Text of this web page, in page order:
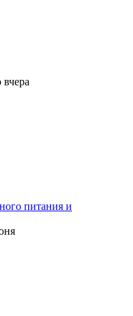
вчера
питания и